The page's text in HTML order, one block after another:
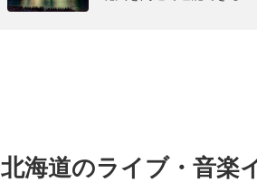
北海道のライブ・音楽